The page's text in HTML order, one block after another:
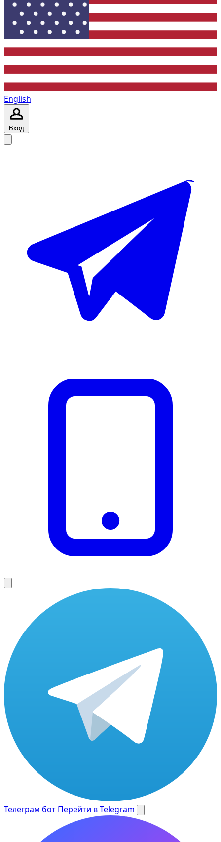
English
Вход
Телеграм бот Перейти в Telegram